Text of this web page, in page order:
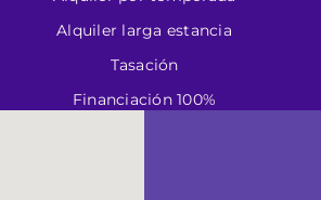
Alquiler larga estancia
Tasación
Financiación 100%